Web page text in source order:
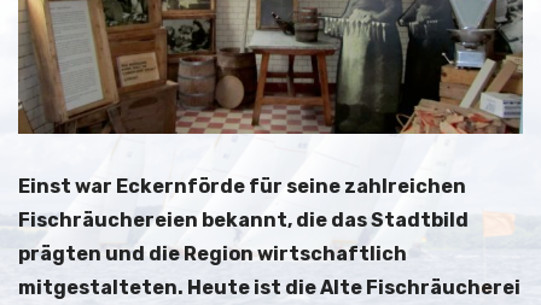
Einst war Eckernförde für seine zahlreichen
Fischräuchereien bekannt, die das Stadtbild
prägten und die Region wirtschaftlich
mitgestalteten. Heute ist die Alte Fischräucherei